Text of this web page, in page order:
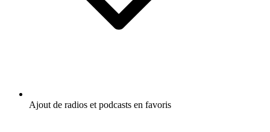
Ajout de radios et podcasts en favoris